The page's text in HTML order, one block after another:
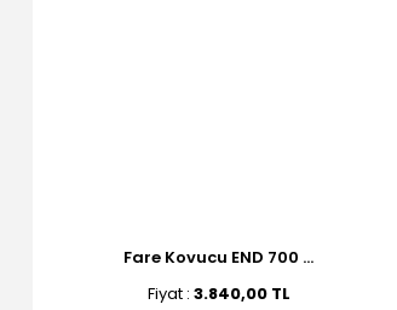
Fare Kovucu END 700 ...
Fiyat : 3.840,00 TL